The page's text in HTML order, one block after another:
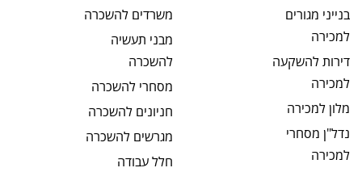
בנייני מגורים
למכירה
דירות להשקעה
למכירה
מלון למכירה
נדל"ן מסחרי
למכירה
משרדים להשכרה
מבני תעשיה
להשכרה
מסחרי להשכרה
חניונים להשכרה
מגרשים להשכרה
חלל עבודה